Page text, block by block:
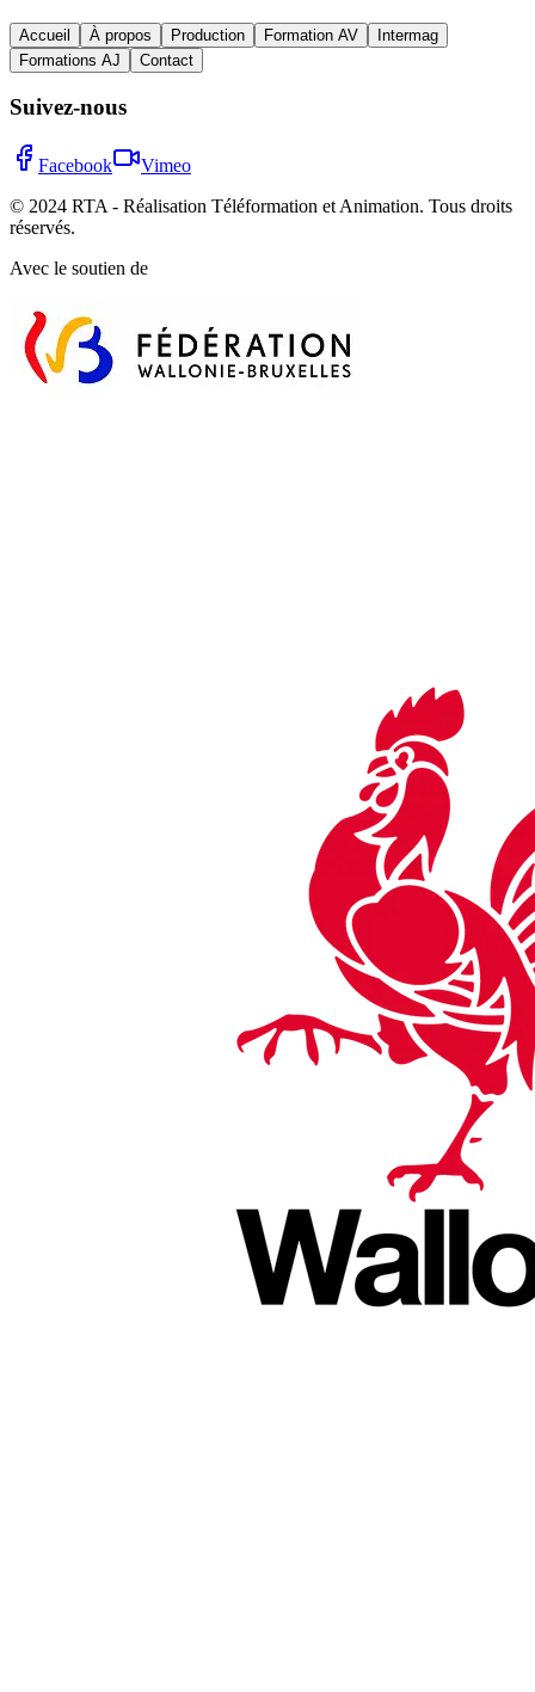
Accueil À propos Production Formation AV
Intermag
Formations AJ
Contact
Suivez-nous
Facebook
Vimeo
© 2024 RTA - Réalisation Téléformation et Animation. Tous droits
réservés.
Avec le soutien de